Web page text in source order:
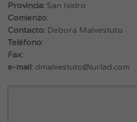
Provincia: San Isidro
Comienzo:
Contacto: Debora Malvestuto
Teléfono:
Fax:
e-mail: dmalvestuto@iurlad.com